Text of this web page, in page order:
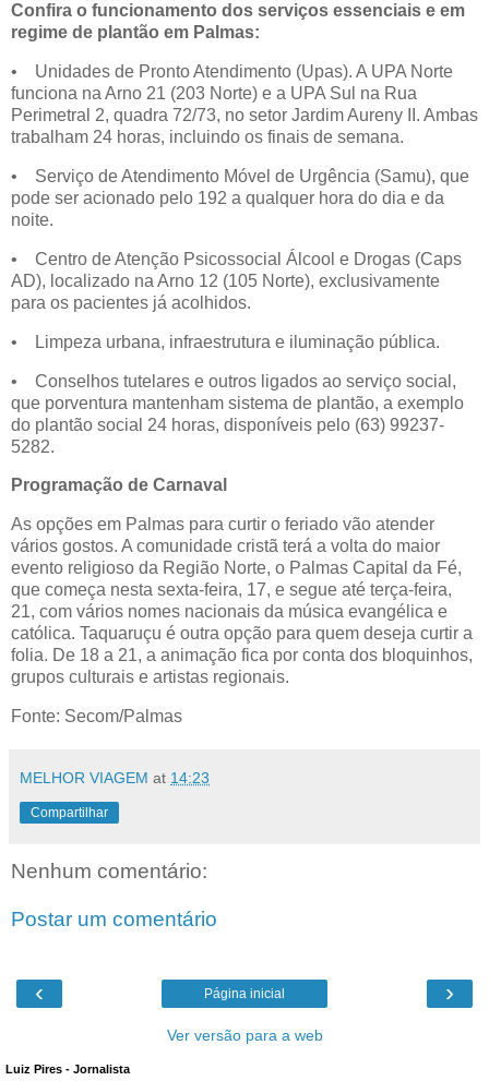
Confira o funcionamento dos serviços essenciais e em
regime de plantão em Palmas:
• Unidades de Pronto Atendimento (Upas). A UPA Norte
funciona na Arno 21 (203 Norte) e a UPA Sul na Rua
Perimetral 2, quadra 72/73, no setor Jardim Aureny II. Ambas
trabalham 24 horas, incluindo os finais de semana.
• Serviço de Atendimento Móvel de Urgência (Samu), que
pode ser acionado pelo 192 a qualquer hora do dia e da
noite.
• Centro de Atenção Psicossocial Álcool e Drogas (Caps
AD), localizado na Arno 12 (105 Norte), exclusivamente
para os pacientes já acolhidos.
• Limpeza urbana, infraestrutura e iluminação pública.
• Conselhos tutelares e outros ligados ao serviço social,
que porventura mantenham sistema de plantão, a exemplo
do plantão social 24 horas, disponíveis pelo (63) 99237-
5282.
Programação de Carnaval
As opções em Palmas para curtir o feriado vão atender
vários gostos. A comunidade cristã terá a volta do maior
evento religioso da Região Norte, o Palmas Capital da Fé,
que começa nesta sexta-feira, 17, e segue até terça-feira,
21, com vários nomes nacionais da música evangélica e
católica. Taquaruçu é outra opção para quem deseja curtir a
folia. De 18 a 21, a animação fica por conta dos bloquinhos,
grupos culturais e artistas regionais.
Fonte: Secom/Palmas
MELHOR VIAGEM at 14:23
Compartilhar
Nenhum comentário:
Postar um comentário
‹ ›
Página inicial
Ver versão para a web
Luiz Pires - Jornalista